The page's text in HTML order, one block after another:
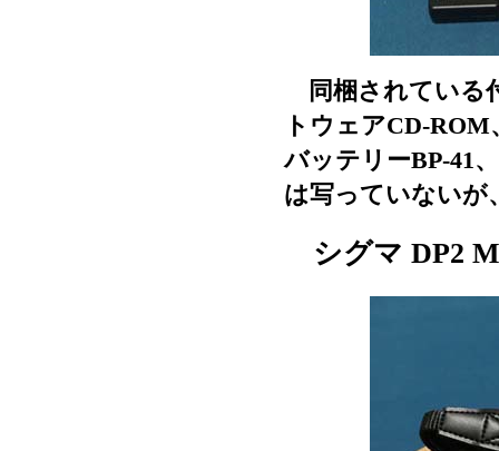
同梱されている
トウェアCD-
バッテリーBP-41
は写っていないが
シグマ DP2